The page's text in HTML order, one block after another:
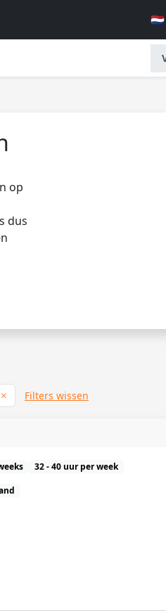
🇳🇱
op
dus
Filters wissen
32 - 40 uur per week